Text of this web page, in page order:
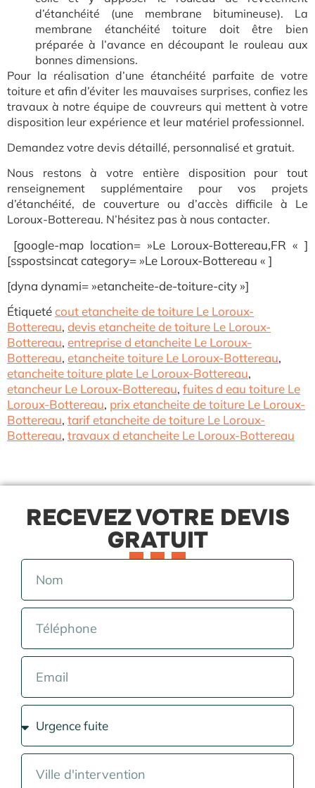
d’étanchéité (une membrane bitumineuse). La
membrane étanchéité toiture doit être bien
préparée à l’avance en découpant le rouleau aux
bonnes dimensions.
Pour la réalisation d’une étanchéité parfaite de votre
toiture et afin d’éviter les mauvaises surprises, confiez les
travaux à notre équipe de couvreurs qui mettent à votre
disposition leur expérience et leur matériel professionnel.
Demandez votre devis détaillé, personnalisé et gratuit.
Nous restons à votre entière disposition pour tout
renseignement supplémentaire pour vos projets
d’étanchéité, de couverture ou d’accès difficile à Le
Loroux-Bottereau. N’hésitez pas à nous contacter.
[google-map location= »Le Loroux-Bottereau,FR « ]
[sspostsincat category= »Le Loroux-Bottereau « ]
[dyna dynami= »etancheite-de-toiture-city »]
Étiquetécout etancheite de toiture Le Loroux-
Bottereau, devis etancheite de toiture Le Loroux-
Bottereau, entreprise d etancheite Le Loroux-
Bottereau, etancheite toiture Le Loroux-Bottereau,
etancheite toiture plate Le Loroux-Bottereau,
etancheur Le Loroux-Bottereau, fuites d eau toiture Le
Loroux-Bottereau, prix etancheite de toiture Le Loroux-
Bottereau, tarif etancheite de toiture Le Loroux-
Bottereau, travaux d etancheite Le Loroux-Bottereau
RECEVEZ VOTRE DEVIS
GRATUIT